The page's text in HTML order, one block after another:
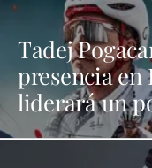
Tadej
presencia en
liderará un